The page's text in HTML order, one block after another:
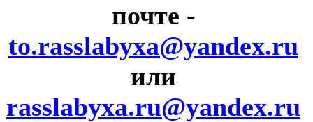
почте -
to.rasslabyxa@yandex.ru
или
rasslabyxa.ru@yandex.ru